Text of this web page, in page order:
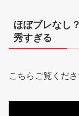
ほぼブレなし
秀すぎる
こちらご覧くだ